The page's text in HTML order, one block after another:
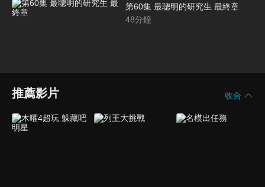
第60集 最聰明的研究生 最終章
48分鐘
推薦影片 收合